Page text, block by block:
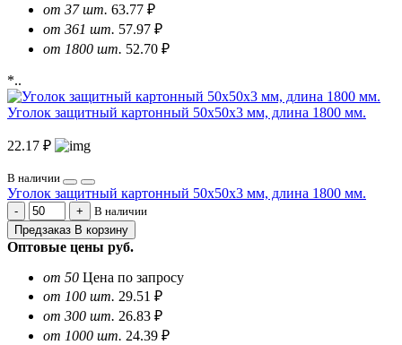
от 37 шт. 63.77 ₽
от 361 шт. 57.97 ₽
от 1800 шт. 52.70 ₽
*..
Уголок защитный картонный 50х50х3 мм, длина 1800 мм.
22.17 ₽
В наличии
Уголок защитный картонный 50х50х3 мм, длина 1800 мм.
В наличии
Предзаказ В корзину
Оптовые цены руб.
от 50 Цена по запросу
от 100 шт. 29.51 ₽
от 300 шт. 26.83 ₽
от 1000 шт. 24.39 ₽